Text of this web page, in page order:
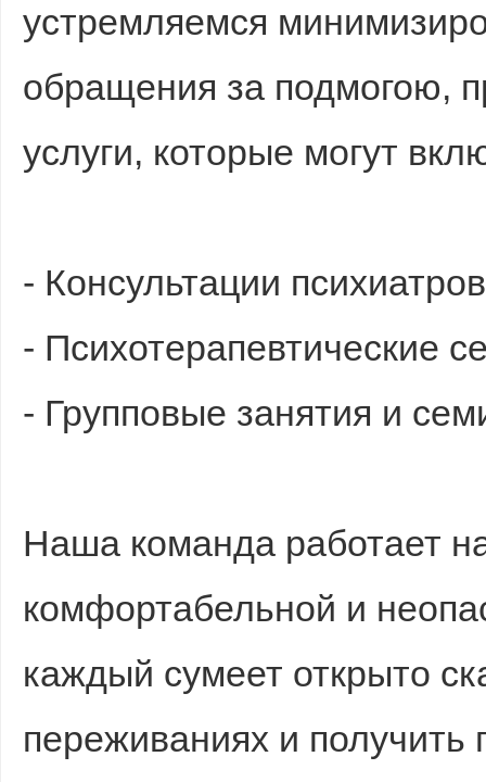
устремляемся
обращения за подмогою,
услуги, которые могут
- Консультации
- Психотерапевтические
- Групповые занятия и
Наша команда работает
комфортабельной и
каждый сумеет открыто
переживаниях и